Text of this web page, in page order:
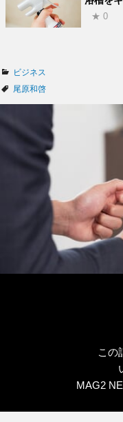
★ 0
カ
テ
ビジネス
タ
尾原和啓
この
MAG2